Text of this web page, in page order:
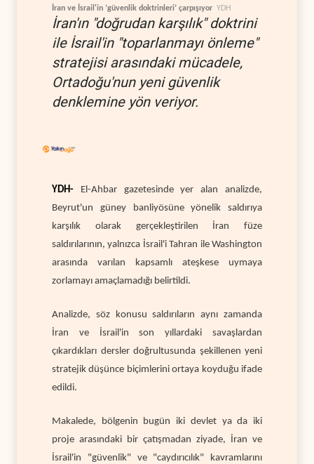
İran ve İsrail'in ‘güvenlik doktrinleri’ çarpışıyor YDH
İran'ın "doğrudan karşılık" doktrini
ile İsrail'in "toparlanmayı önleme"
stratejisi arasındaki mücadele,
Ortadoğu'nun yeni güvenlik
denklemine yön veriyor.
YDH- El-Ahbar gazetesinde yer alan analizde,
Beyrut'un güney banliyösüne yönelik saldırıya
karşılık olarak gerçekleştirilen İran füze
saldırılarının, yalnızca İsrail'i Tahran ile Washington
arasında varılan kapsamlı ateşkese uymaya
zorlamayı amaçlamadığı belirtildi.
Analizde, söz konusu saldırıların aynı zamanda
İran ve İsrail'in son yıllardaki savaşlardan
çıkardıkları dersler doğrultusunda şekillenen yeni
stratejik düşünce biçimlerini ortaya koyduğu ifade
edildi.
Makalede, bölgenin bugün iki devlet ya da iki
proje arasındaki bir çatışmadan ziyade, İran ve
İsrail'in "güvenlik" ve "caydırıcılık" kavramlarını